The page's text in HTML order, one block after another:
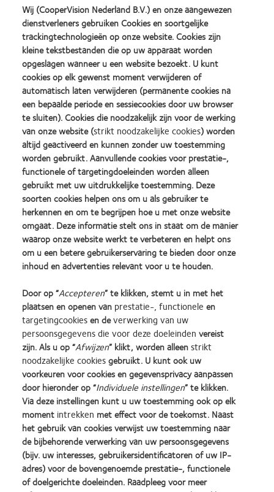
Daarnaast zorgt een unieke kromming van het oppervlak ervoor
dat de lens minder op het oog beweegt ter ondersteuning van
een stabiele stand van de lens en een betrouwbare pasvorm.
*In dit onderzoek werd het gangbare ontwerp van de torische Biofinity®XR op maat
vergeleken met de torische Biofinity XR op voorraad gedurende 6 uur dat de lens werd
gedragen.
Learn
more
about
Silmo
d’Or
best
product
award
met
Learn
more
about
Contact
Lens
Product
of
the
Year
Learn
more
about
2012
&
2010
Best
Companies
for
Learn
more
about
2011
Best
Factory
Awards
(2011)
Learn
more
about
ODMA
2011
(2011)
Learn
more
about
2012
REBRAND
100®
Global
Award
(2012)
Practitioner Home
Contact
Servicevoorwaarden
Privacybeleid
Site voor consumenten
Toestemmingsvoorkeuren
Wij (CooperVision Nederland B.V.) en onze aangewezen
dienstverleners gebruiken Cookies en soortgelijke
trackingtechnologieën op onze website. Cookies zijn
kleine tekstbestanden die op uw apparaat worden
opgeslagen wanneer u een website bezoekt. U kunt
cookies op elk gewenst moment verwijderen of
automatisch laten verwijderen (permanente cookies na
een bepaalde periode en sessiecookies door uw browser
te sluiten). Cookies die noodzakelijk zijn voor de werking
van onze website (strikt noodzakelijke cookies) worden
altijd geactiveerd en kunnen zonder uw toestemming
worden gebruikt. Aanvullende cookies voor prestatie-,
functionele of targetingdoeleinden worden alleen
gebruikt met uw uitdrukkelijke toestemming. Deze
soorten cookies helpen ons om u als gebruiker te
herkennen en om te begrijpen hoe u met onze website
omgaat. Deze informatie stelt ons in staat om de manier
waarop onze website werkt te verbeteren en helpt ons
om u een betere gebruikerservaring te bieden door onze
inhoud en advertenties relevant voor u te houden.
Door op “Accepteren” te klikken, stemt u in met het
plaatsen en openen van prestatie-, functionele en
targetingcookiesen deverwerking van uw
persoonsgegevens die voor deze doeleinden vereist
zijn. Als u op “Afwijzen” klikt, worden alleenstrikt
noodzakelijke cookiesgebruikt. U kunt ook uw
voorkeuren voor cookies en gegevensprivacy aanpassen
door hieronder op “Individuele instellingen” te klikken.
Via deze instellingen kunt u uw toestemming ook op elk
moment intrekken met effect voor de toekomst. Naast
het gebruik van cookies verwijst uw toestemming naar
de bijbehorende verwerking van uw persoonsgegevens
(bijv. uw interesses, gebruikersidentificatoren of uw IP-
adres) voor de bovengenoemde prestatie-, functionele
of doelgerichte doeleinden. Raadpleeg voor meer